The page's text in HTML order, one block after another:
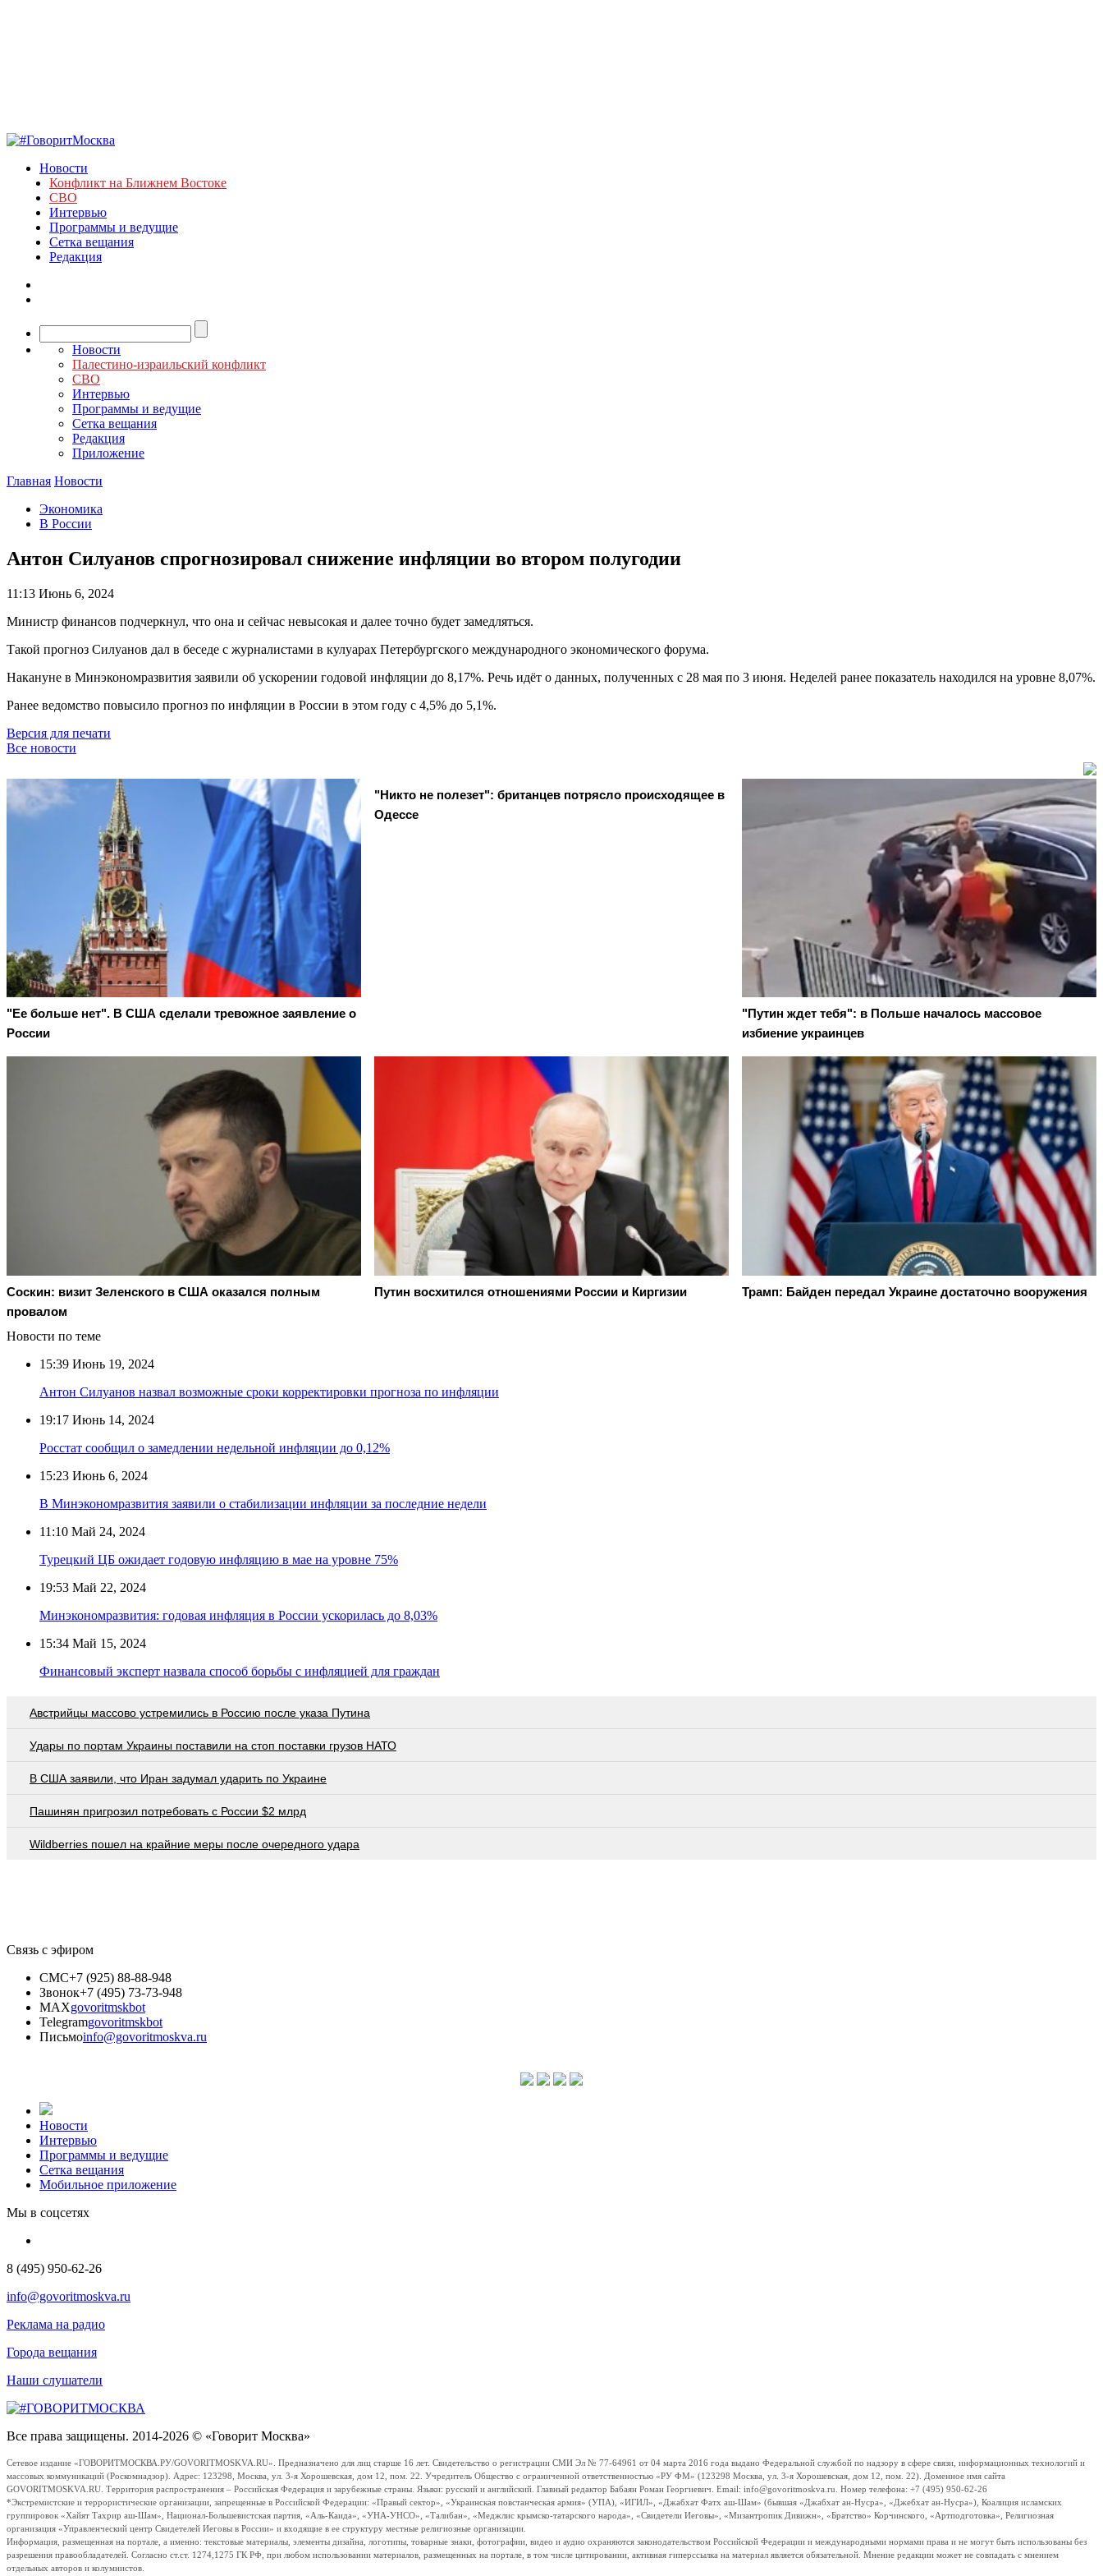
Новости
Конфликт на Ближнем Востоке
СВО
Интервью
Программы и ведущие
Сетка вещания
Редакция
Новости
Палестино-израильский конфликт
СВО
Интервью
Программы и ведущие
Сетка вещания
Редакция
Приложение
Главная Новости
Экономика
В России
Антон Силуанов спрогнозировал снижение инфляции во втором полугодии
11:13 Июнь 6, 2024
Министр финансов подчеркнул, что она и сейчас невысокая и далее точно будет замедляться.
Такой прогноз Силуанов дал в беседе с журналистами в кулуарах Петербургского международного экономического форума.
Накануне в Минэкономразвития заявили об ускорении годовой инфляции до 8,17%. Речь идёт о данных, полученных с 28 мая по 3 июня. Неделей ранее показатель находился на уровне 8,07%.
Ранее ведомство повысило прогноз по инфляции в России в этом году с 4,5% до 5,1%.
Версия для печати
Все новости
"Ее больше нет". В США сделали тревожное заявление о
России
"Никто не полезет": британцев потрясло происходящее в
Одессе
"Путин ждет тебя": в Польше началось массовое
избиение украинцев
Соскин: визит Зеленского в США оказался полным
провалом
Путин восхитился отношениями России и Киргизии Трамп: Байден передал Украине достаточно вооружения
Новости по теме
15:39 Июнь 19, 2024
Антон Силуанов назвал возможные сроки корректировки прогноза по инфляции
19:17 Июнь 14, 2024
Росстат сообщил о замедлении недельной инфляции до 0,12%
15:23 Июнь 6, 2024
В Минэкономразвития заявили о стабилизации инфляции за последние недели
11:10 Май 24, 2024
Турецкий ЦБ ожидает годовую инфляцию в мае на уровне 75%
19:53 Май 22, 2024
Минэкономразвития: годовая инфляция в России ускорилась до 8,03%
15:34 Май 15, 2024
Финансовый эксперт назвала способ борьбы с инфляцией для граждан
Австрийцы массово устремились в Россию после указа Путина
Удары по портам Украины поставили на стоп поставки грузов НАТО
В США заявили, что Иран задумал ударить по Украине
Пашинян пригрозил потребовать c России $2 млрд
Wildberries пошел на крайние меры после очередного удара
Связь с эфиром
СМС+7 (925) 88-88-948
Звонок+7 (495) 73-73-948
MAXgovoritmskbot
Telegramgovoritmskbot
Письмоinfo@govoritmoskva.ru
Новости
Интервью
Программы и ведущие
Сетка вещания
Мобильное приложение
Мы в соцсетях
8 (495) 950-62-26
info@govoritmoskva.ru
Реклама на радио
Города вещания
Наши слушатели
Все права защищены. 2014-2026 © «Говорит Москва»
Сетевое издание «ГОВОРИТМОСКВА.РУ/GOVORITMOSKVA.RU». Предназначено для лиц старше 16 лет. Свидетельство о регистрации СМИ Эл № 77-64961 от 04 марта 2016 года выдано Федеральной службой по надзору в сфере связи, информационных технологий и
массовых коммуникаций (Роскомнадзор). Адрес: 123298, Москва, ул. 3-я Хорошевская, дом 12, пом. 22. Учредитель Общество с ограниченной ответственностью «РУ ФМ» (123298 Москва, ул. 3-я Хорошевская, дом 12, пом. 22). Доменное имя сайта
GOVORITMOSKVA.RU. Территория распространения – Российская Федерация и зарубежные страны. Языки: русский и английский. Главный редактор Бабаян Роман Георгиевич. Email: info@govoritmoskva.ru. Номер телефона: +7 (495) 950-62-26
*Экстремистские и террористические организации, запрещенные в Российской Федерации: «Правый сектор», «Украинская повстанческая армия» (УПА), «ИГИЛ», «Джабхат Фатх аш-Шам» (бывшая «Джабхат ан-Нусра», «Джебхат ан-Нусра»), Коалиция исламских
группировок «Хайят Тахрир аш-Шам», Национал-Большевистская партия, «Аль-Каида», «УНА-УНСО», «Талибан», «Меджлис крымско-татарского народа», «Свидетели Иеговы», «Мизантропик Дивижн», «Братство» Корчинского, «Артподготовка», Религиозная
организация «Управленческий центр Свидетелей Иеговы в России» и входящие в ее структуру местные религиозные организации.
Информация, размещенная на портале, а именно: текстовые материалы, элементы дизайна, логотипы, товарные знаки, фотографии, видео и аудио охраняются законодательством Российской Федерации и международными нормами права и не могут быть использованы без
разрешения правообладателей. Согласно ст.ст. 1274,1275 ГК РФ, при любом использовании материалов, размещенных на портале, в том числе цитировании, активная гиперссылка на материал является обязательной. Мнение редакции может не совпадать с мнением
отдельных авторов и колумнистов.